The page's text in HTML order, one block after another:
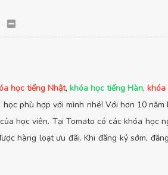
học tiếng Nhật,khóa học tiếng Hàn,
học phù hợp với mình nhé! Với hơn 10
học viên. Tại Tomato có các khóa
hàng loạt ưu đãi. Khi đăng ký sớm,